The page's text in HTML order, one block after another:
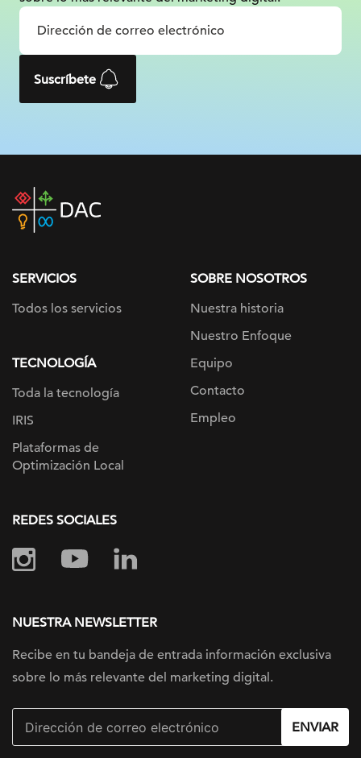
Suscríbete
DAC
home
SERVICIOS
Todos los servicios
TECNOLOGÍA
Toda la tecnología
IRIS
Plataformas de
Optimización Local
SOBRE NOSOTROS
Nuestra historia
Nuestro Enfoque
Equipo
Contacto
Empleo
REDES SOCIALES
NUESTRA NEWSLETTER
Recibe en tu bandeja de entrada información exclusiva
sobre lo más relevante del marketing digital.
ENVIAR